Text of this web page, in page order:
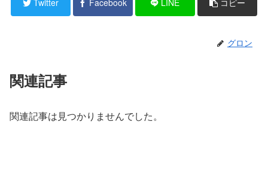
Twitter Facebook LINE コピー
グロン
関連記事
関連記事は見つかりませんでした。